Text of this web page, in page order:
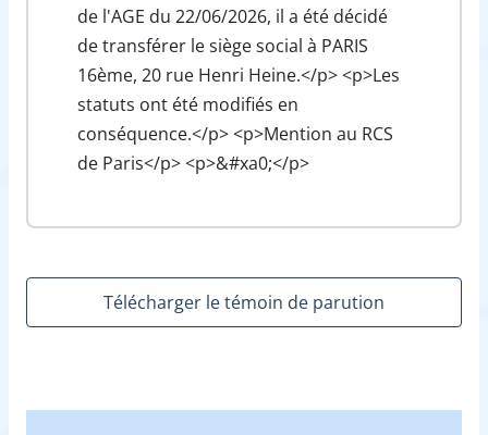
de l'AGE du 22/06/2026, il a été décidé
de transférer le siège social à PARIS
16ème, 20 rue Henri Heine.</p> <p>Les
statuts ont été modifiés en
conséquence.</p> <p>Mention au RCS
de Paris</p> <p>&#xa0;</p>
Télécharger le témoin de parution